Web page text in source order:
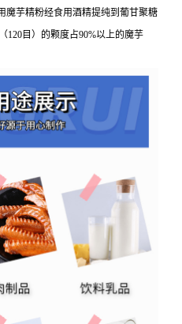
魔芋精粉经食用酒精提纯到葡甘聚糖
120目）的颗度占90%以上的魔芋